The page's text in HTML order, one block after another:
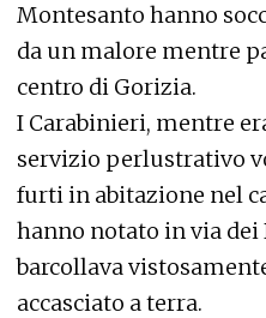
Montesanto hanno
da un malore mentre
centro di Gorizia.
I Carabinieri, mentre
servizio perlustrativo
furti in abitazione nel
hanno notato in via dei
barcollava
accasciato a terra.